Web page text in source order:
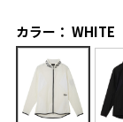
カラー： WHITE